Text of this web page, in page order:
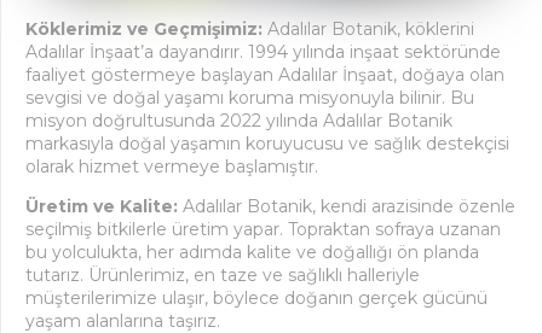
Köklerimiz ve Geçmişimiz: Adalılar Botanik, köklerini
Adalılar İnşaat’a dayandırır. 1994 yılında inşaat sektöründe
faaliyet göstermeye başlayan Adalılar İnşaat, doğaya olan
sevgisi ve doğal yaşamı koruma misyonuyla bilinir. Bu
misyon doğrultusunda 2022 yılında Adalılar Botanik
markasıyla doğal yaşamın koruyucusu ve sağlık destekçisi
olarak hizmet vermeye başlamıştır.
Üretim ve Kalite: Adalılar Botanik, kendi arazisinde özenle
seçilmiş bitkilerle üretim yapar. Topraktan sofraya uzanan
bu yolculukta, her adımda kalite ve doğallığı ön planda
tutarız. Ürünlerimiz, en taze ve sağlıklı halleriyle
müşterilerimize ulaşır, böylece doğanın gerçek gücünü
yaşam alanlarına taşırız.